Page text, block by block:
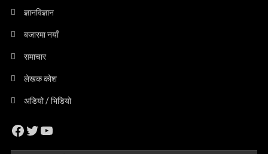
ज्ञानविज्ञान
बजारमा नयाँ
समाचार
लेखक कोश
अडियो / भिडियो
Facebook
Twitter
YouTube